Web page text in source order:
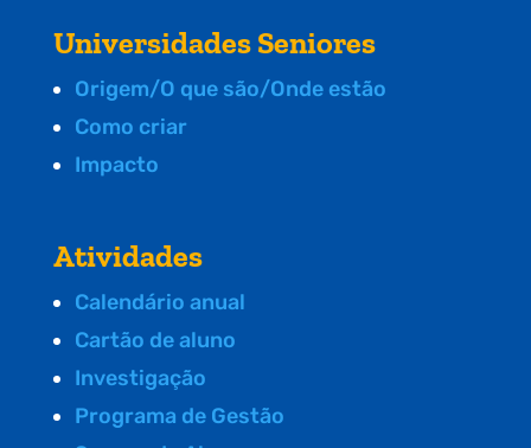
Universidades Seniores
Origem/O que são/Onde estão
Como criar
Impacto
Atividades
Calendário anual
Cartão de aluno
Investigação
Programa de Gestão